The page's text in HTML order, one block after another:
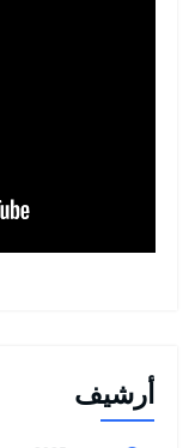
أرشيف